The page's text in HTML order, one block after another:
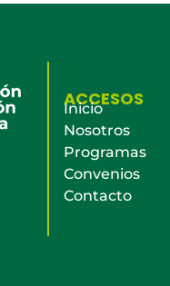
ACCESOS
Inicio
Nosotros
Programas
Convenios
Contacto